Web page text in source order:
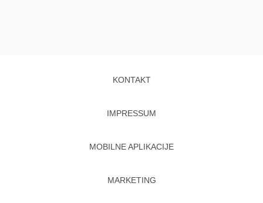
KONTAKT
IMPRESSUM
MOBILNE APLIKACIJE
MARKETING